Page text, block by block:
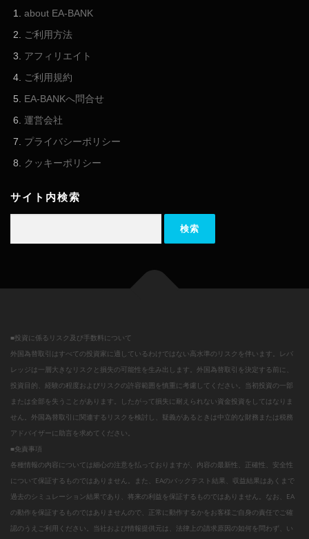
about EA-BANK
ご利用方法
アフィリエイト
ご利用規約
EA-BANKへ問合せ
運営会社
プライバシーポリシー
クッキーポリシー
サイト内検索
■投資に係るリスク及び手数料について
外国為替取引はすべての投資家に適しているわけではない高水準のリスクを伴います。レバ
レッジは一層大きなリスクと損失の可能性を生み出します。外国為替取引を決定する前に、
投資目的、経験の程度およびリスクの許容範囲を慎重に考慮してください。当初投資の一部
または全部を失うことがあります。したがって損失に耐えられない資金投資をしてはなりま
せん。外国為替取引に関連するリスクを検討し、疑義があるときは中立的な財務または税務
アドバイザーに助言を求めてください。
■免責事項
各種情報の内容については細心の注意を払っておりますが、内容の最新性、正確性、安全性
について保証するものではありません。また、EAのバックテスト結果、収益結果はあくまで
過去のシミュレーション結果であり、将来の利益を保証するものではありません。なお、EA
の動作を保証するものではありませんので、正常に動作するかをお客様ご自身の責任でご確
認のうえご利用ください。当社および情報提供元は、法律上の請求原因の如何を問わず、い